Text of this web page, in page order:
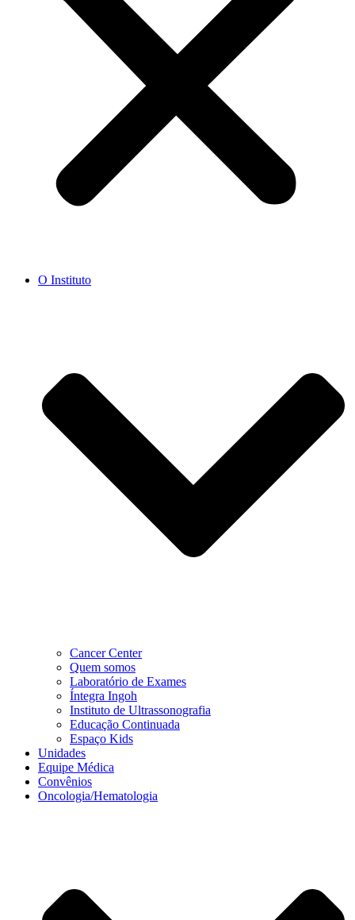
O Instituto
Cancer Center
Quem somos
Laboratório de Exames
Íntegra Ingoh
Instituto de Ultrassonografia
Educação Continuada
Espaço Kids
Unidades
Equipe Médica
Convênios
Oncologia/Hematologia